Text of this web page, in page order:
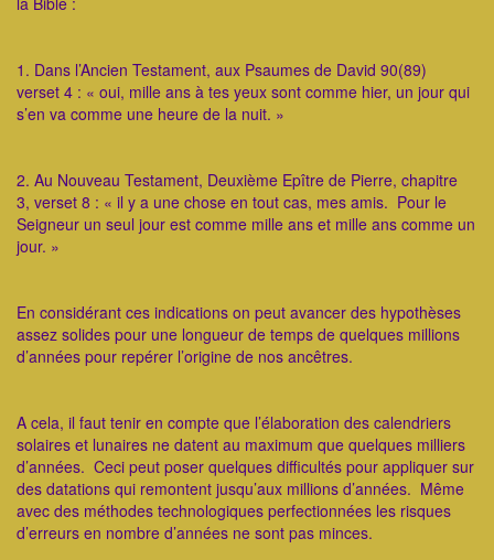
1. Dans l’Ancien Testament, aux Psaumes de David 90(89)
verset 4 : « oui, mille ans à tes yeux sont comme hier, un jour qui
s’en va comme une heure de la nuit. »
2. Au Nouveau Testament, Deuxième Epître de Pierre, chapitre
3, verset 8 : « il y a une chose en tout cas, mes amis. Pour le
Seigneur un seul jour est comme mille ans et mille ans comme un
jour. »
En considérant ces indications on peut avancer des hypothèses
assez solides pour une longueur de temps de quelques millions
d’années pour repérer l’origine de nos ancêtres.
A cela, il faut tenir en compte que l’élaboration des calendriers
solaires et lunaires ne datent au maximum que quelques milliers
d’années. Ceci peut poser quelques difficultés pour appliquer sur
des datations qui remontent jusqu’aux millions d’années. Même
avec des méthodes technologiques perfectionnées les risques
d’erreurs en nombre d’années ne sont pas minces.